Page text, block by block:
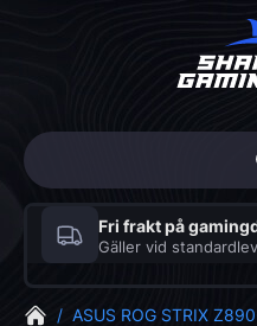
Fri frakt på
Gäller vid
/ ASUS ROG STRIX